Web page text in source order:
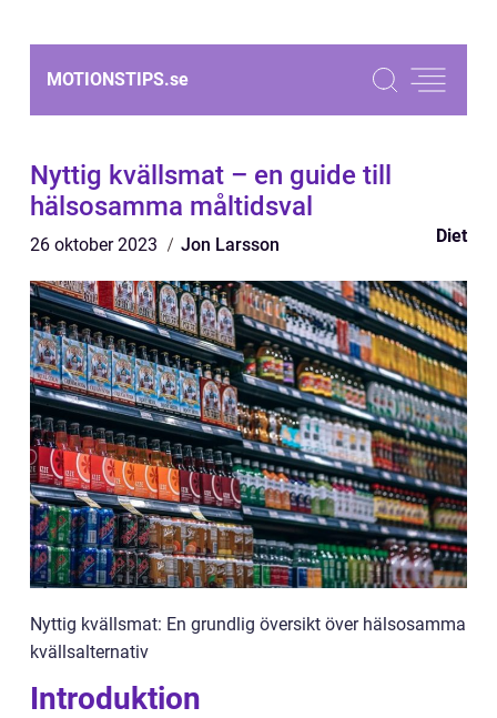
MOTIONSTIPS.se
Nyttig kvällsmat – en guide till
hälsosamma måltidsval
26 oktober 2023 Jon Larsson Diet
Nyttig kvällsmat: En grundlig översikt över hälsosamma
kvällsalternativ
Introduktion